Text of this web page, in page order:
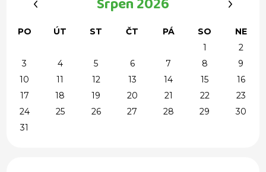
Srpen 2026
PO ÚT ST ČT PÁ SO
NE
1
2
3
4 5 6 7 8
9
10
11 12 13 14 15
16
17
18 19 20 21 22
23
24
25 26 27 28 29
30
31